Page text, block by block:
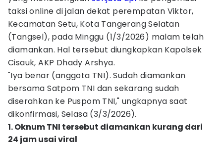
taksi online di jalan dekat perempatan Viktor,
Kecamatan Setu, Kota Tangerang Selatan
(Tangsel), pada Minggu (1/3/2026) malam telah
diamankan. Hal tersebut diungkapkan Kapolsek
Cisauk, AKP Dhady Arshya.
"Iya benar (anggota TNI). Sudah diamankan
bersama Satpom TNI dan sekarang sudah
diserahkan ke Puspom TNI," ungkapnya saat
dikonfirmasi, Selasa (3/3/2026).
1. Oknum TNI tersebut diamankan kurang dari
24 jam usai viral